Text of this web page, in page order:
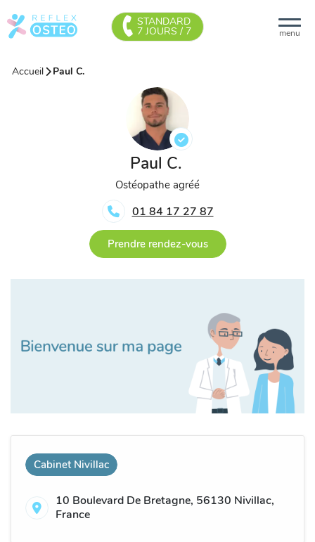
menu
STANDARD
7 JOURS / 7
Accueil Paul C.
Paul C.
Ostéopathe agréé
01 84 17 27 87
Prendre rendez-vous
Cabinet Nivillac
10 Boulevard De Bretagne, 56130 Nivillac,
France